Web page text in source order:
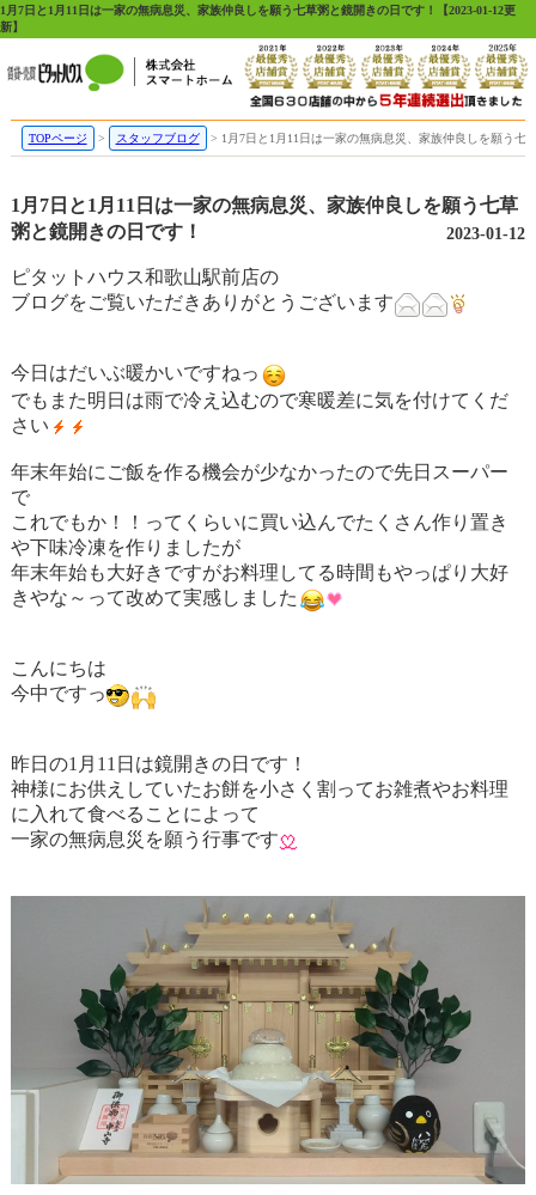
1月7日と1月11日は一家の無病息災、家族仲良しを願う七草粥と鏡開きの日です！【2023-01-12更
新】
TOPページ スタッフブログ 1月7日と1月11日は一家の無病息災、家族仲良しを願う七
1月7日と1月11日は一家の無病息災、家族仲良しを願う七草
粥と鏡開きの日です！
2023-01-12
ピタットハウス和歌山駅前店の
ブログをご覧いただきありがとうございます
今日はだいぶ暖かいですねっ
でもまた明日は雨で冷え込むので寒暖差に気を付けてくだ
さい
年末年始にご飯を作る機会が少なかったので先日スーパー
で
これでもか！！ってくらいに買い込んでたくさん作り置き
や下味冷凍を作りましたが
年末年始も大好きですがお料理してる時間もやっぱり大好
きやな～って改めて実感しました
こんにちは
今中ですっ
昨日の1月11日は鏡開きの日です！
神様にお供えしていたお餅を小さく割ってお雑煮やお料理
に入れて食べることによって
一家の無病息災を願う行事です